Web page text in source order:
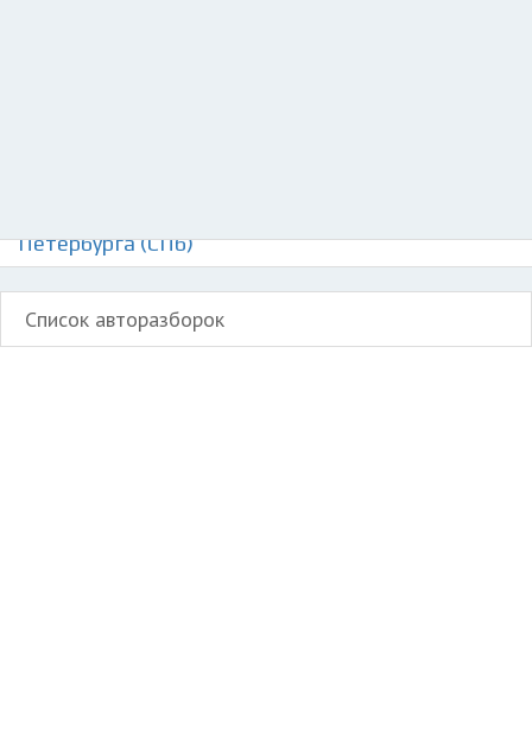
Петербурга (СПб)
Список авторазборок